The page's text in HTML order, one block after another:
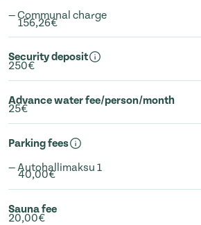
— Communal charge
156,26€
Security deposit
250€
Advance water fee/person/month
25€
Parking fees
— Autohallimaksu 1
40,00€
Sauna fee
20,00€